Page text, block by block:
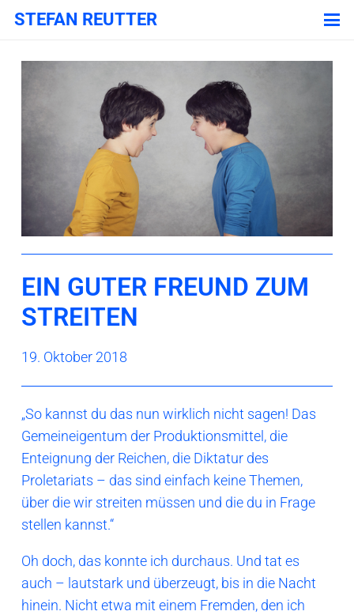
STEFAN REUTTER
EIN GUTER FREUND ZUM
STREITEN
19. Oktober 2018
„So kannst du das nun wirklich nicht sagen! Das
Gemeineigentum der Produktionsmittel, die
Enteignung der Reichen, die Diktatur des
Proletariats – das sind einfach keine Themen,
über die wir streiten müssen und die du in Frage
stellen kannst.“
Oh doch, das konnte ich durchaus. Und tat es
auch – lautstark und überzeugt, bis in die Nacht
hinein. Nicht etwa mit einem Fremden, den ich